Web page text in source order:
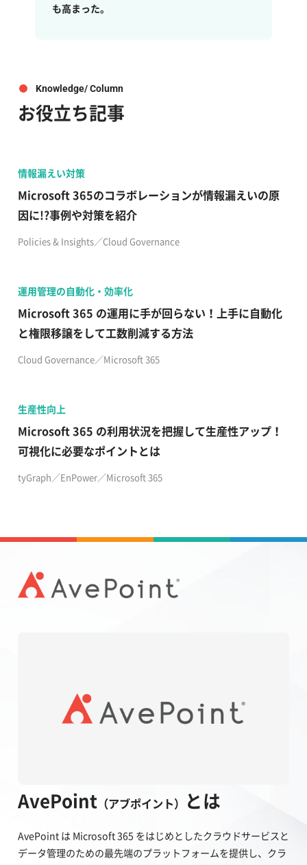
も高まった。
Knowledge/ Column
お役立ち記事
情報漏えい対策
Microsoft 365のコラボレーションが情報漏えいの原
因に!?事例や対策を紹介
Policies & Insights／Cloud Governance
運用管理の自動化・効率化
Microsoft 365 の運用に手が回らない！上手に自動化
と権限移譲をして工数削減する方法
Cloud Governance／Microsoft 365
生産性向上
Microsoft 365 の利用状況を把握して生産性アップ！
可視化に必要なポイントとは
tyGraph／EnPower／Microsoft 365
AvePoint（アブポイント） とは
AvePoint は Microsoft 365 をはじめとしたクラウドサービスと
データ管理のための最先端のプラットフォームを提供し、クラ